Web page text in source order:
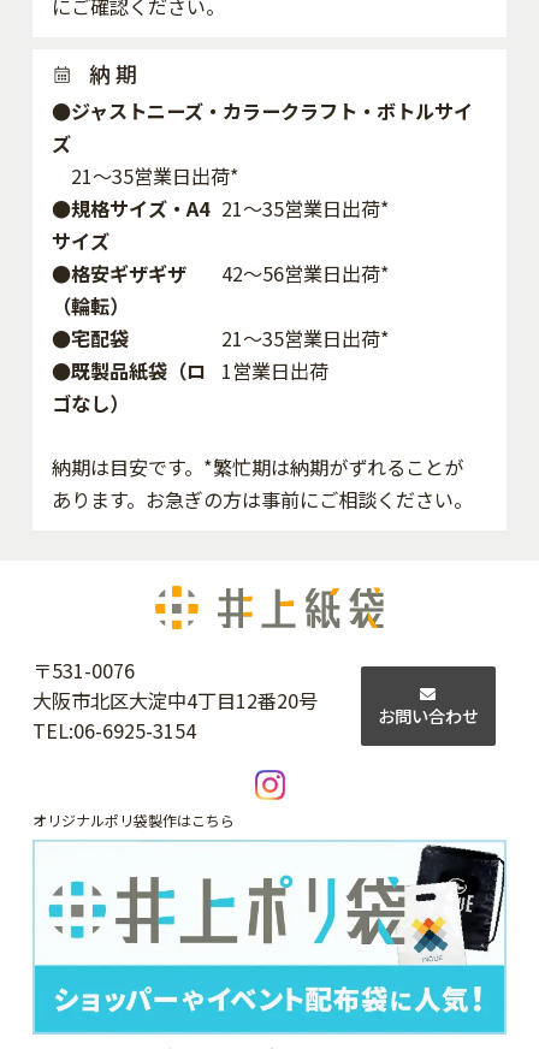
にご確認ください。
納 期
●ジャストニーズ・カラークラフト・ボトルサイ
ズ
21～35営業日出荷*
●規格サイズ・A4
サイズ
21～35営業日出荷*
●格安ギザギザ
（輪転）
42〜56営業日出荷*
●宅配袋
21～35営業日出荷*
●既製品紙袋（ロ
ゴなし）
1営業日出荷
納期は目安です。*繁忙期は納期がずれることが
あります。お急ぎの方は事前にご相談ください。
〒531-0076
大阪市北区大淀中4丁目12番20号
TEL:06-6925-3154
お問い合わせ
オリジナルポリ袋製作はこちら